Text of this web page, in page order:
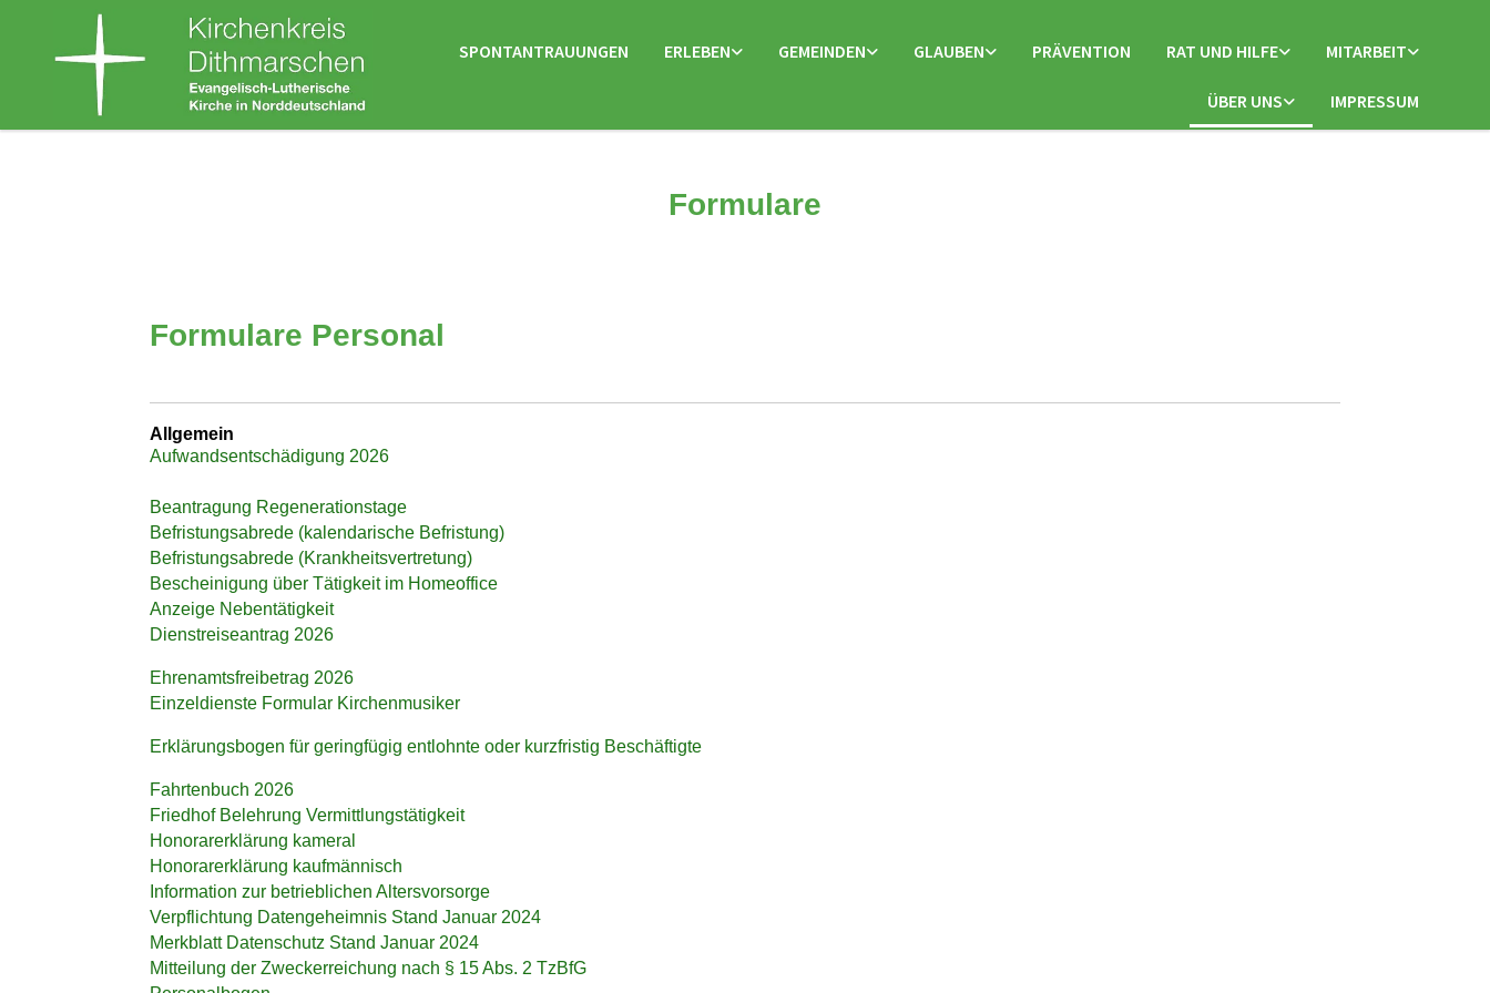
SPONTANTRAUUNGEN ERLEBEN GEMEINDEN GLAUBEN PRÄVENTION RAT UND HILFE MITARBEIT
ÜBER UNS IMPRESSUM
Formulare
Formulare Personal
Allgemein
Aufwandsentschädigung 2026
Beantragung Regenerationstage
Befristungsabrede (kalendarische Befristung)
Befristungsabrede (Krankheitsvertretung)
Bescheinigung über Tätigkeit im Homeoffice
Anzeige Nebentätigkeit
Dienstreiseantrag 2026
Ehrenamtsfreibetrag 2026
Einzeldienste Formular Kirchenmusiker
Erklärungsbogen für geringfügig entlohnte oder kurzfristig Beschäftigte
Fahrtenbuch 2026
Friedhof Belehrung Vermittlungstätigkeit
Honorarerklärung kameral
Honorarerklärung kaufmännisch
Information zur betrieblichen Altersvorsorge
Verpflichtung Datengeheimnis Stand Januar 2024
Merkblatt Datenschutz Stand Januar 2024
Mitteilung der Zweckerreichung nach § 15 Abs. 2 TzBfG